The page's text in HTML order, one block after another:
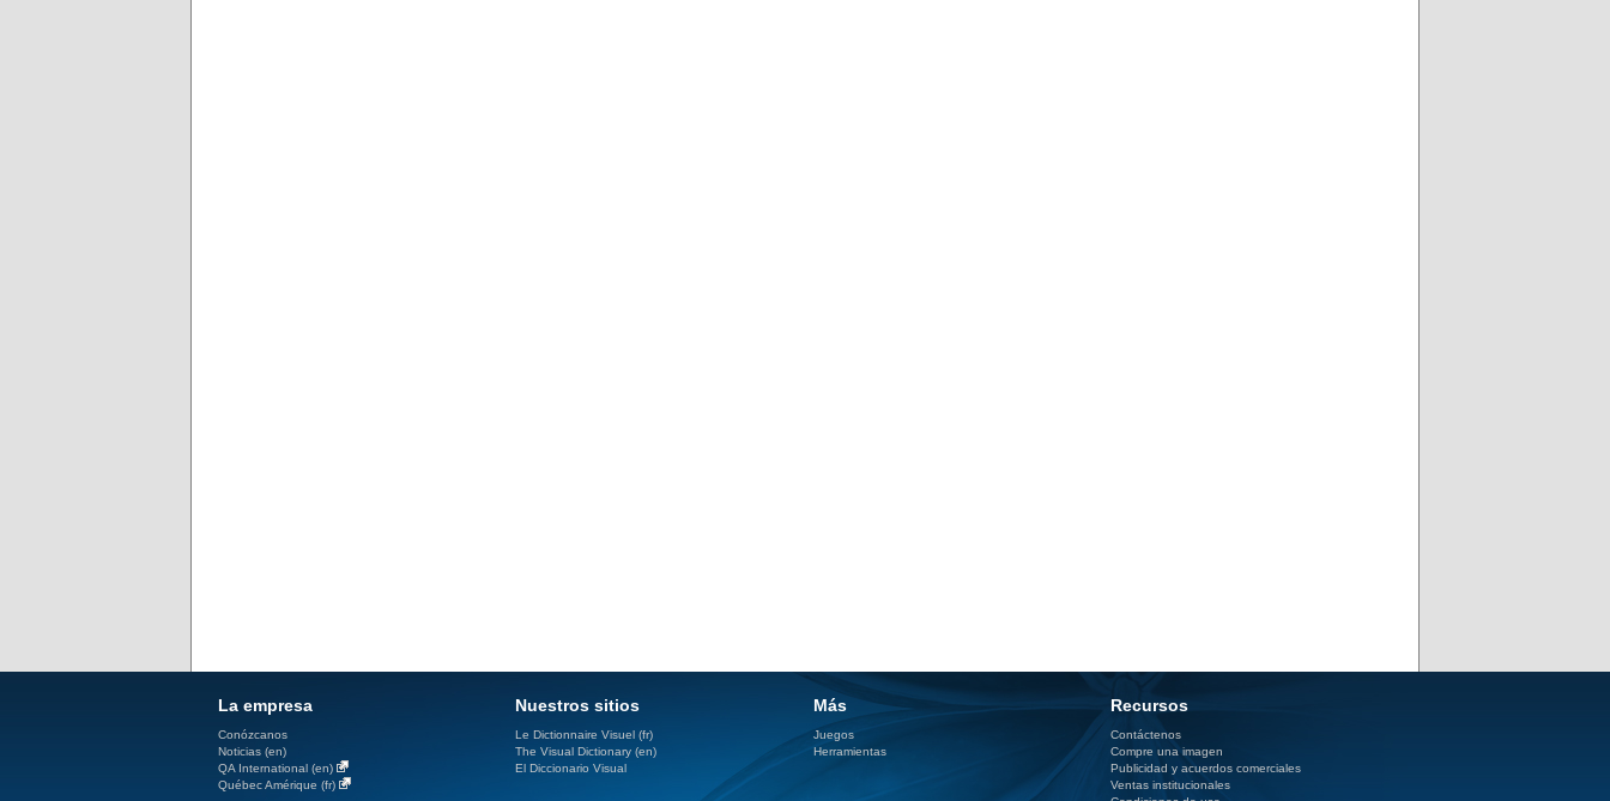
La empresa
Conózcanos
Noticias (en)
QA International (en)
Québec Amérique (fr)
Nuestros sitios
Le Dictionnaire Visuel (fr)
The Visual Dictionary (en)
El Diccionario Visual
Más
Juegos
Herramientas
Recursos
Contáctenos
Compre una imagen
Publicidad y acuerdos comerciales
Ventas institucionales